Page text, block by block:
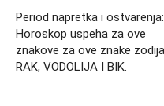
Period napretka i ostvarenja:
Horoskop uspeha za ove
znakove za ove znake
RAK, VODOLIJA I BIK.